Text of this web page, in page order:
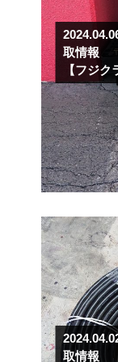
取情報
【フジ
取情報